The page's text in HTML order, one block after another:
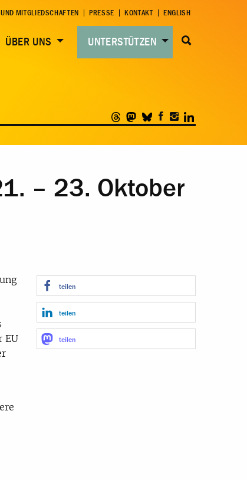
MITGLIEDSCHAFTEN PRESSE KONTAKT ENGLISH
ÜBER UNS UNTERSTÜTZEN
– 23. Oktober
EU
teilen
teilen
teilen